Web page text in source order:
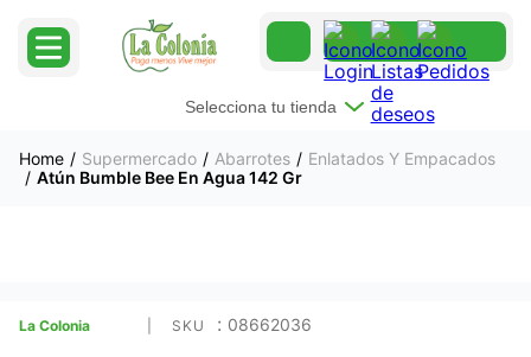
Selecciona tu tienda
Supermercado Abarrotes
Enlatados Y Empacados
Atún Bumble Bee En Agua 142 Gr
La Colonia : 08662036